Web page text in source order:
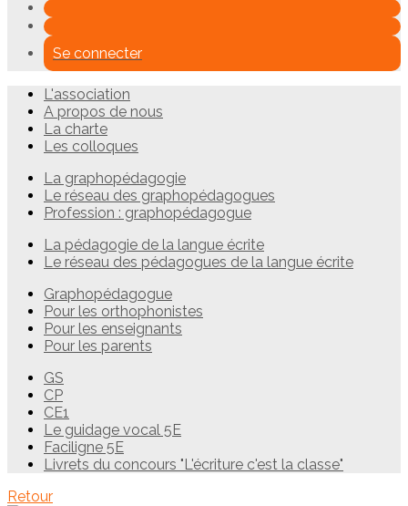
Se connecter
L'association
A propos de nous
La charte
Les colloques
La graphopédagogie
Le réseau des graphopédagogues
Profession : graphopédagogue
La pédagogie de la langue écrite
Le réseau des pédagogues de la langue écrite
Graphopédagogue
Pour les orthophonistes
Pour les enseignants
Pour les parents
GS
CP
CE1
Le guidage vocal 5E
Faciligne 5E
Livrets du concours "L'écriture c'est la classe"
Retour